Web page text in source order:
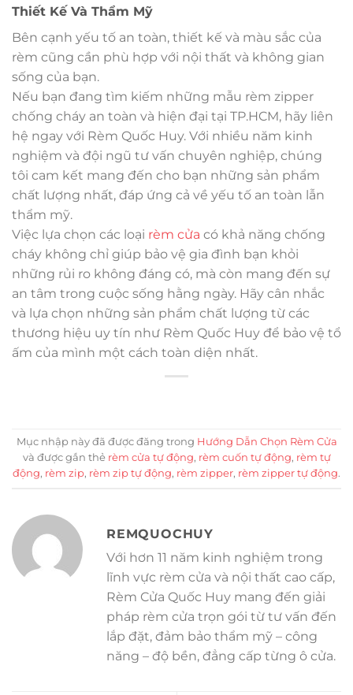
Thiết Kế Và Thẩm Mỹ
Bên cạnh yếu tố an toàn, thiết kế và màu sắc của
rèm cũng cần phù hợp với nội thất và không gian
sống của bạn.
Nếu bạn đang tìm kiếm những mẫu rèm zipper
chống cháy an toàn và hiện đại tại TP.HCM, hãy liên
hệ ngay với Rèm Quốc Huy. Với nhiều năm kinh
nghiệm và đội ngũ tư vấn chuyên nghiệp, chúng
tôi cam kết mang đến cho bạn những sản phẩm
chất lượng nhất, đáp ứng cả về yếu tố an toàn lẫn
thẩm mỹ.
Việc lựa chọn các loại rèm cửa có khả năng chống
cháy không chỉ giúp bảo vệ gia đình bạn khỏi
những rủi ro không đáng có, mà còn mang đến sự
an tâm trong cuộc sống hằng ngày. Hãy cân nhắc
và lựa chọn những sản phẩm chất lượng từ các
thương hiệu uy tín như Rèm Quốc Huy để bảo vệ tổ
ấm của mình một cách toàn diện nhất.
Mục nhập này đã được đăng trong Hướng Dẫn Chọn Rèm Cửa
và được gắn thẻ rèm cửa tự động, rèm cuốn tự động, rèm tự
động, rèm zip, rèm zip tự động, rèm zipper, rèm zipper tự động.
REMQUOCHUY
Với hơn 11 năm kinh nghiệm trong
lĩnh vực rèm cửa và nội thất cao cấp,
Rèm Cửa Quốc Huy mang đến giải
pháp rèm cửa trọn gói từ tư vấn đến
lắp đặt, đảm bảo thẩm mỹ – công
năng – độ bền, đẳng cấp từng ô cửa.